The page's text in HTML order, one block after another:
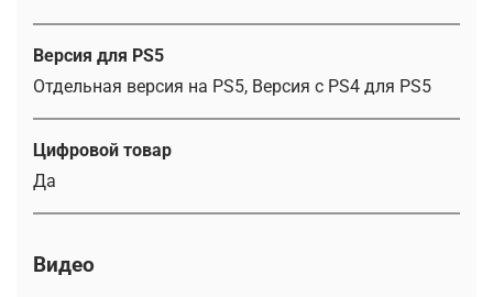
Версия для PS5
Отдельная версия на PS5, Версия с PS4 для PS5
Цифровой товар
Да
Видео